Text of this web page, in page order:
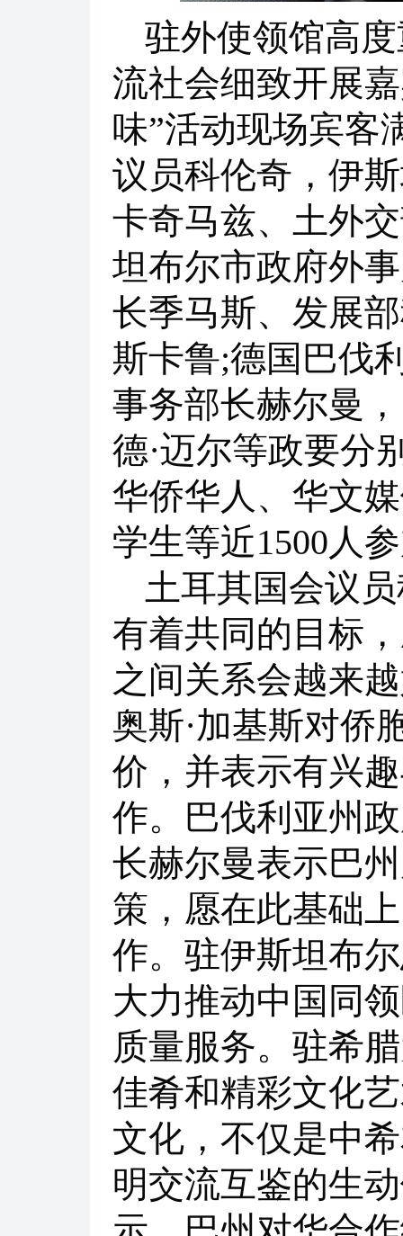
驻外使领馆高
流社会细致开展
味”活动现场宾客
议员科伦奇，伊
卡奇马兹、土外
坦布尔市政府外
长季马斯、发展
斯卡鲁;德国巴伐
事务部长赫尔曼
德·迈尔等政要分
华侨华人、华文
学生等近1500人
土耳其国会议
有着共同的目标
之间关系会越来
奥斯·加基斯对侨
价，并表示有兴
作。巴伐利亚州
长赫尔曼表示巴
策，愿在此基础
作。驻伊斯坦布
大力推动中国同
质量服务。驻希
佳肴和精彩文化
文化，不仅是中
明交流互鉴的生